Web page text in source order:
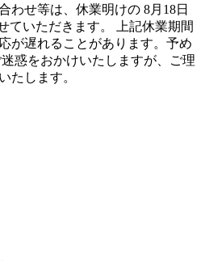
わせ等は、休業明けの 8月18日
ていただきます。 上記休業期間
が遅れることがあります。予め
惑をおかけいたしますが、ご理
たします。